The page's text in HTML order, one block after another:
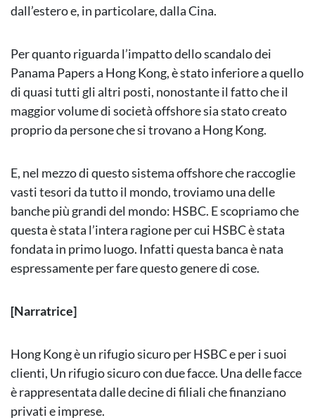
dall’estero e, in particolare, dalla Cina.
Per quanto riguarda l’impatto dello scandalo dei
Panama Papers a Hong Kong, è stato inferiore a quello
di quasi tutti gli altri posti, nonostante il fatto che il
maggior volume di società offshore sia stato creato
proprio da persone che si trovano a Hong Kong.
E, nel mezzo di questo sistema offshore che raccoglie
vasti tesori da tutto il mondo, troviamo una delle
banche più grandi del mondo: HSBC. E scopriamo che
questa è stata l’intera ragione per cui HSBC è stata
fondata in primo luogo. Infatti questa banca è nata
espressamente per fare questo genere di cose.
[Narratrice]
Hong Kong è un rifugio sicuro per HSBC e per i suoi
clienti, Un rifugio sicuro con due facce. Una delle facce
è rappresentata dalle decine di filiali che finanziano
privati e imprese.